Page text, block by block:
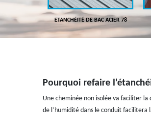
78 ETANCHÉITÉ DE BAC ACIER 78
Pourquoi refaire
Une cheminée non isolée va faciliter
de l’humidité dans le conduit